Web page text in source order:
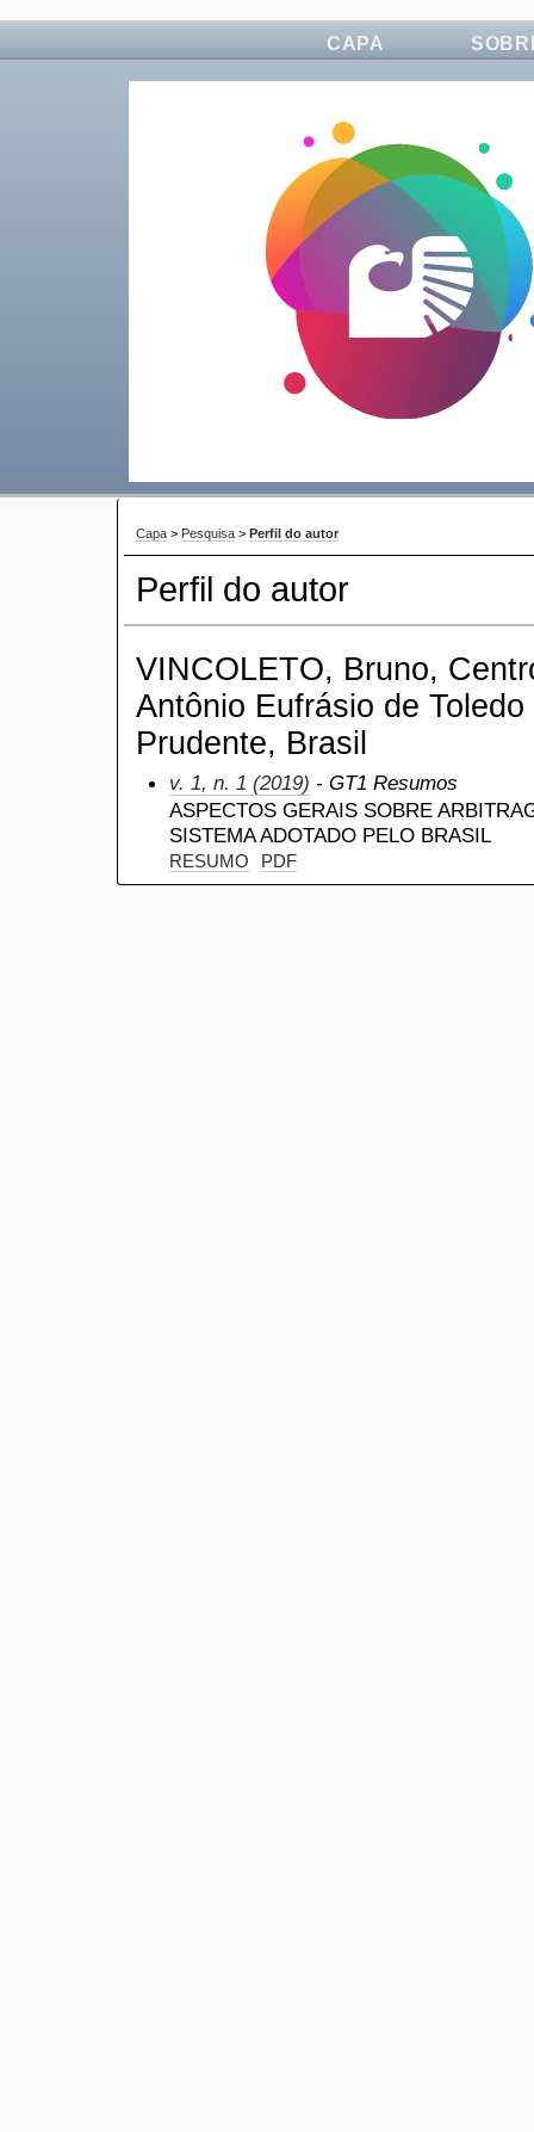
CAPA
Capa > Pesquisa > Perfil do autor
Perfil do autor
VINCOLETO, Bruno,
Antônio Eufrásio de
Prudente, Brasil
v. 1, n. 1 (2019) - GT1 Resumos
ASPECTOS GERAIS SOBRE
SISTEMA ADOTADO PELO BRASIL
RESUMO PDF